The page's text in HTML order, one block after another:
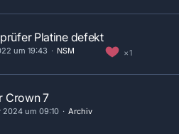
Platine defekt
1
um 19:43 NSM
Crown 7
2024 um 09:10 Archiv